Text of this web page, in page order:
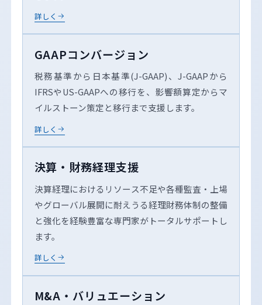
詳しく
GAAPコンバージョン
税務基準から日本基準(J-GAAP)、J-GAAPから
IFRSやUS-GAAPへの移行を、影響額算定からマ
イルストーン策定と移行まで支援します。
詳しく
決算・財務経理支援
決算経理におけるリソース不足や各種監査・上場
やグローバル展開に耐えうる経理財務体制の整備
と強化を経験豊富な専門家がトータルサポートし
ます。
詳しく
M&A・バリュエーション